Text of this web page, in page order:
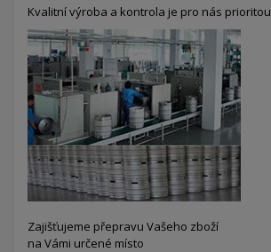
Kvalitní výroba a kontrola je pro nás prioritou
Zajišťujeme přepravu Vašeho zboží
na Vámi určené místo